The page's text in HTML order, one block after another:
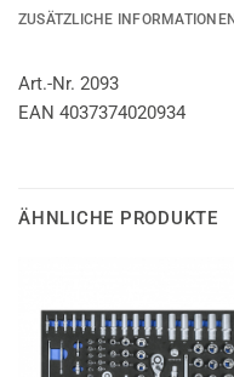
ZUSÄTZLICHE INFORMATIONEN
Art.-Nr. 2093
EAN 4037374020934
ÄHNLICHE PRODUKTE